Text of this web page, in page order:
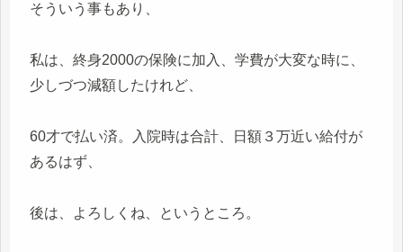
そういう事もあり、
私は、終身2000の保険に加入、学費が大変な時に、
少しづつ減額したけれど、
60才で払い済。入院時は合計、日額３万近い給付が
あるはず、
後は、よろしくね、というところ。